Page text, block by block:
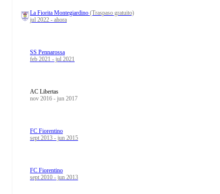
La Fiorita Montegiardino (Traspaso gratuito)
jul 2022 - ahora
SS Pennarossa
feb 2021 - jul 2021
AC Libertas
nov 2016 - jun 2017
FC Fiorentino
sept 2013 - jun 2015
FC Fiorentino
sept 2010 - jun 2013